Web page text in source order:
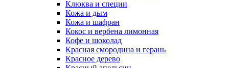
Клюква и специи
Кожа и дым
Кожа и шафран
Кокос и вербена лимонная
Кофе и шоколад
Красная смородина и герань
Красное дерево